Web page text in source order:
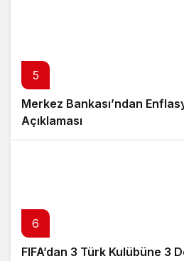
5
Merkez Bankası’ndan
Açıklaması
6
FIFA’dan 3 Türk Kulübüne 3